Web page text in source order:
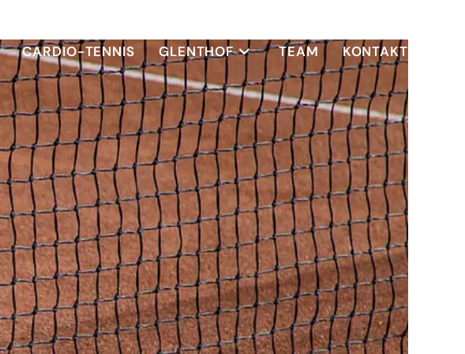
CARDIO-TENNIS GLENTHOF TEAM KONTAKT